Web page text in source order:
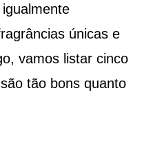
únicas e
vamos listar cinco
tão bons quanto